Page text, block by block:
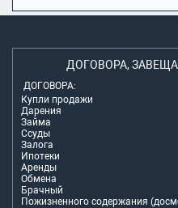
ДОГОВОРА,
ДОГОВОРА:
Купли продажи
Дарения
Займа
Ссуды
Залога
Ипотеки
Аренды
Обмена
Брачный
Пожизненного содержания